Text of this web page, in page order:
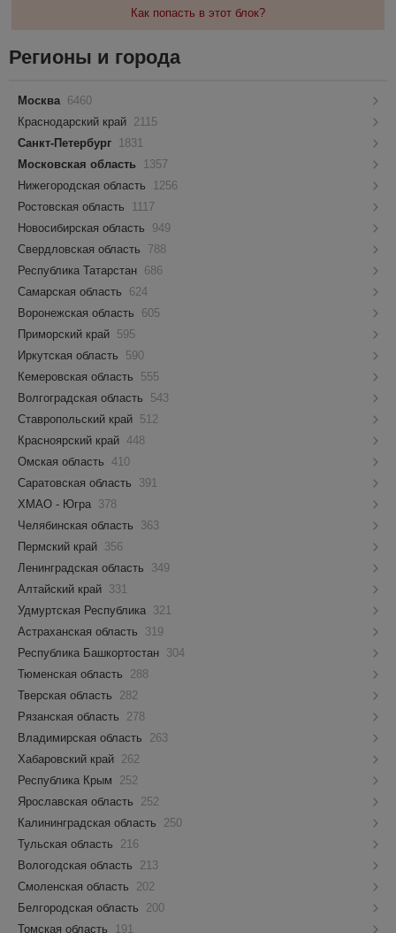
Как попасть в этот блок?
Регионы и города
Москва 6460
Краснодарский край 2115
Санкт-Петербург 1831
Московская область 1357
Нижегородская область
1256
Ростовская область
1117
Новосибирская область
949
Свердловская область
788
Республика Татарстан 686
Самарская область
624
Воронежская область
605
Приморский край 595
Иркутская область
590
Кемеровская область
555
Волгоградская область
543
Ставропольский край 512
Красноярский край 448
Омская область 410
Саратовская область
391
ХМАО - Югра 378
Челябинская область
363
Пермский край 356
Ленинградская область
349
Алтайский край 331
Удмуртская Республика 321
Астраханская область
319
Республика Башкортостан 304
Тюменская область
288
Тверская область
282
Рязанская область
278
Владимирская область
263
Хабаровский край 262
Республика Крым
252
Ярославская область
252
Калининградская область
250
Тульская область
216
Вологодская область
213
Смоленская область
202
Белгородская область
200
Томская область
191